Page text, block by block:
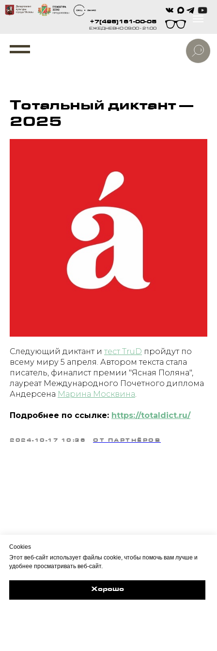
+7(495)161-00-05
ЕЖЕДНЕВНО 09:00 - 21:00
Задайте свой вопрос в Max
Тотальный диктант —
2025
Следующий диктант и тест TruD пройдут по
всему миру 5 апреля. Автором текста стала
писатель, финалист премии "Ясная Поляна",
лауреат Международного Почетного диплома
Андерсена Марина Москвина.
Подробнее по ссылке: https://totaldict.ru/
2024-10-17 10:36 ОТ ПАРТНЁРОВ
Cookies
Этот веб-сайт использует файлы cookie, чтобы помочь вам лучше и
удобнее просматривать веб-сайт.
Хорошо